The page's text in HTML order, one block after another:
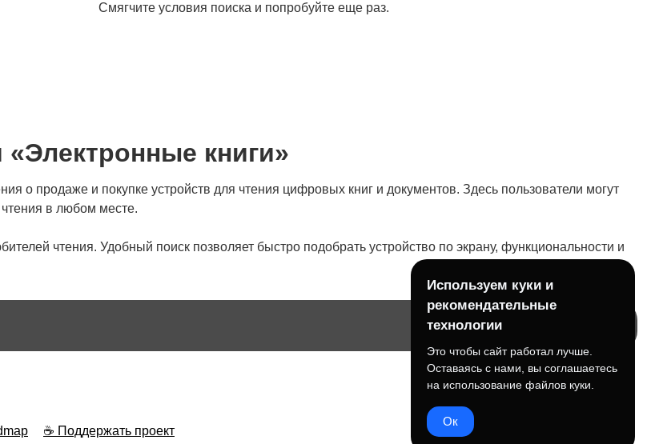
Смягчите условия поиска и попробуйте еще раз.
книги»
о продаже и покупке устройств для чтения цифровых книг и документов. Здесь пользователи могут
в любом месте.
чтения. Удобный поиск позволяет быстро подобрать устройство по экрану, функциональности и
☕ Поддержать проект
Используем куки и
рекомендательные
технологии
Это чтобы сайт работал лучше.
Оставаясь с нами, вы соглашаетесь
на использование файлов куки.
Ок